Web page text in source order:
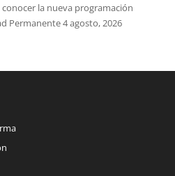
conocer la nueva programación
Permanente4 agosto, 2026